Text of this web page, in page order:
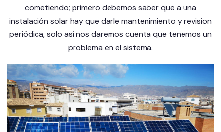
cometiendo; primero debemos saber que a una
instalación solar hay que darle mantenimiento y revision
periódica, solo así nos daremos cuenta que tenemos un
problema en el sistema.